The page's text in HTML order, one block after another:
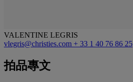
VALENTINE LEGRIS
vlegris@christies.com + 33 1 40 76 86 25
拍品專文